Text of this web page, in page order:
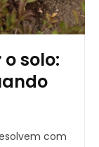
solo:
com